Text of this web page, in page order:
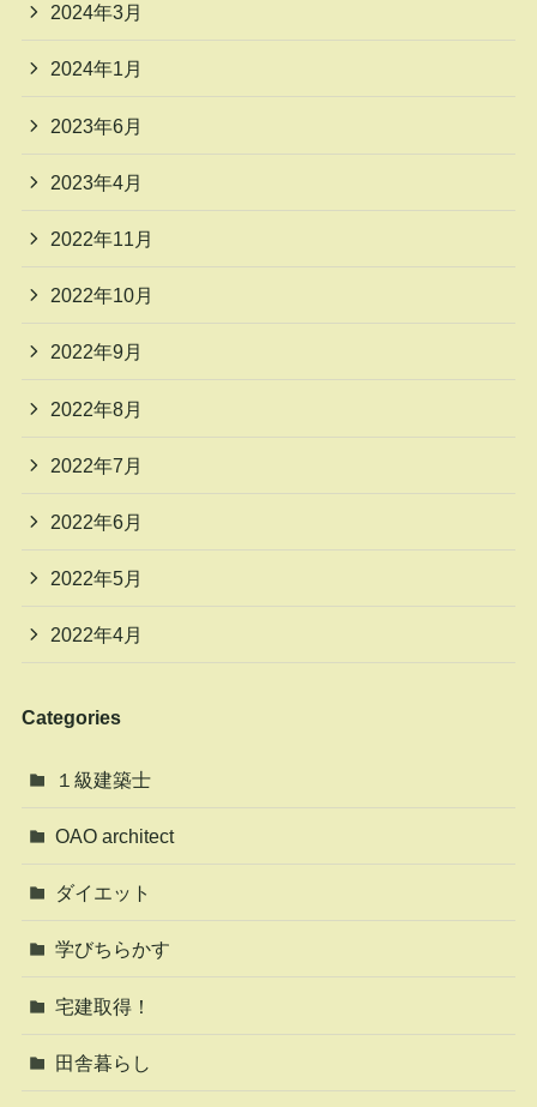
2024年3月
2024年1月
2023年6月
2023年4月
2022年11月
2022年10月
2022年9月
2022年8月
2022年7月
2022年6月
2022年5月
2022年4月
Categories
１級建築士
OAO architect
ダイエット
学びちらかす
宅建取得！
田舎暮らし